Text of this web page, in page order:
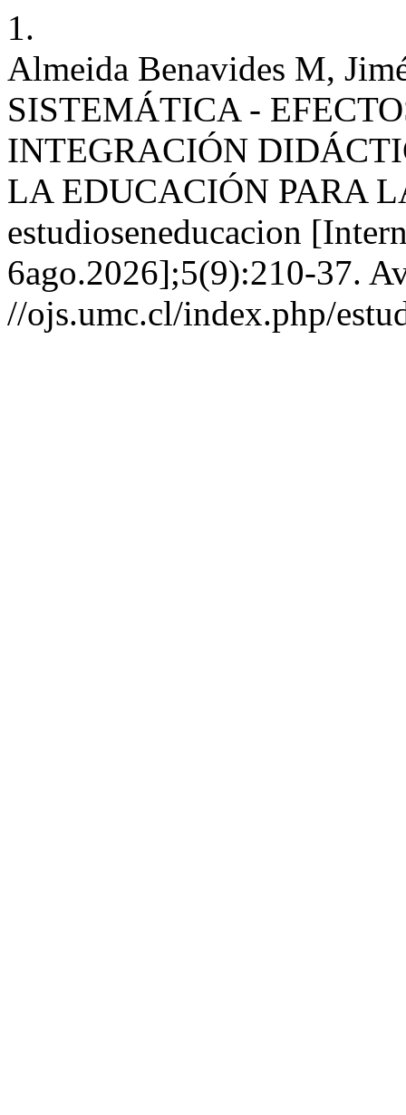
1.
Almeida Benavides M,
SISTEMÁTICA -
INTEGRACIÓN
LA EDUCACIÓN PARA
estudioseneducacion
6ago.2026];5(9):210-37.
//ojs.umc.cl/index.php/